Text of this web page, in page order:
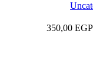
350,00 EGP